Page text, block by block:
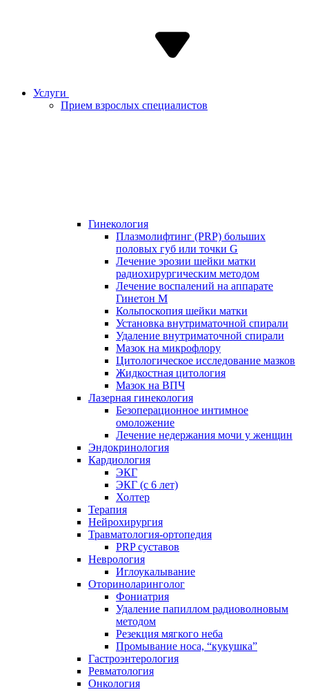
Услуги
Прием взрослых специалистов
Гинекология
Плазмолифтинг (PRP) больших
половых губ или точки G
Лечение эрозии шейки матки
радиохирургическим методом
Лечение воспалений на аппарате
Гинетон М
Кольпоскопия шейки матки
Установка внутриматочной спирали
Удаление внутриматочной спирали
Мазок на микрофлору
Цитологическое исследование мазков
Жидкостная цитология
Мазок на ВПЧ
Лазерная гинекология
Безоперационное интимное
омоложение
Лечение недержания мочи у женщин
Эндокринология
Кардиология
ЭКГ
ЭКГ (с 6 лет)
Холтер
Терапия
Нейрохирургия
Травматология-ортопедия
PRP суставов
Неврология
Иглоукалывание
Оториноларинголог
Фониатрия
Удаление папиллом радиоволновым
методом
Резекция мягкого неба
Промывание носа, “кукушка”
Гастроэнтерология
Ревматология
Онкология